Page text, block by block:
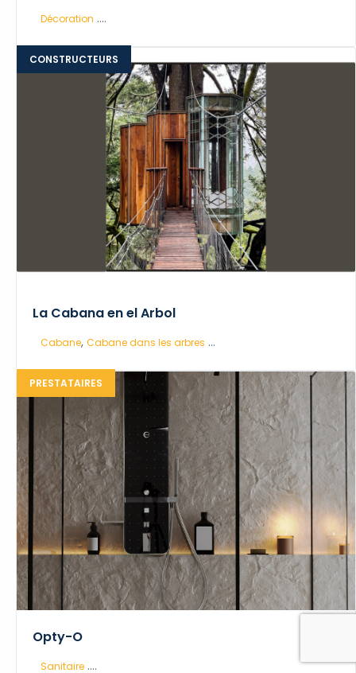
Décoration ....
CONSTRUCTEURS
La Cabana en el Arbol
Cabane, Cabane dans les arbres ...
PRESTATAIRES
Opty-O
Sanitaire ....